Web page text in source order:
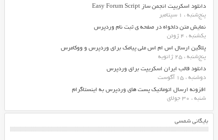
دانلود اسکریپت انجمن ساز Easy Forum Script
پنج‌شنبه ، 1 سپتامبر
نمایش متن دلخواه در صفحه ی ثبت نام وردپرس
یکشنبه ، 4 ژوئن
پلاگین ارسال اس ام اس ملی پیامک برای وردپرس و ووکامرس
پنج‌شنبه ، 25 ژانویه
دانلود قالب ایران اسکریپت برای وردپرس
دوشنبه ، 15 آگوست
افزونه ارسال اتوماتیک پست های وردپرس به اینستاگرام
شنبه ، 30 جولای
بایگانی شمسی